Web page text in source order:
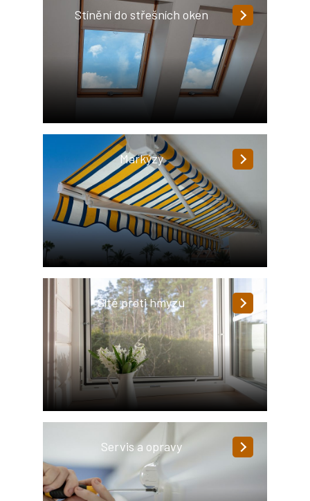
Stínění do střešních oken
Markýzy
Sítě proti hmyzu
Servis a opravy